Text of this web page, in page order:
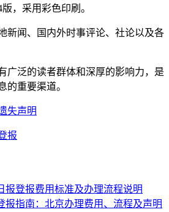
，采用彩色印刷。
新闻、国内外时事评论、社论以及各
广泛的读者群体和深厚的影响力，是
的重要渠道。
失声明
报
报登报费用标准及办理流程说明
报指南：北京办理费用、流程及声明